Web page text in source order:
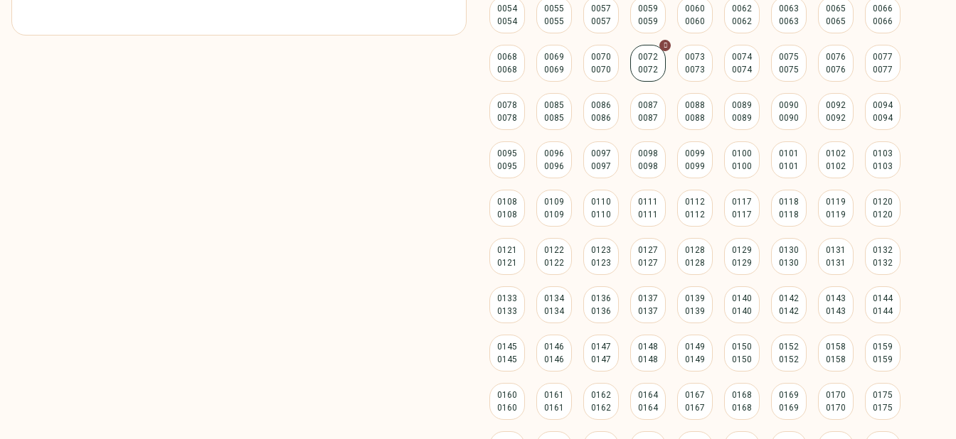
0054 0055 0057 0059 0060 0062 0063 0065 0066
0068 0069 0070 0072 0073 0074 0075 0076 0077
0078 0085 0086 0087 0088 0089 0090 0092 0094
0095 0096 0097 0098 0099 0100 0101 0102 0103
0108 0109 0110 0111 0112 0117 0118 0119 0120
0121 0122 0123 0127 0128 0129 0130 0131 0132
0133 0134 0136 0137 0139 0140 0142 0143 0144
0145 0146 0147 0148 0149 0150 0152 0158 0159
0160 0161 0162 0164 0167 0168 0169 0170 0175